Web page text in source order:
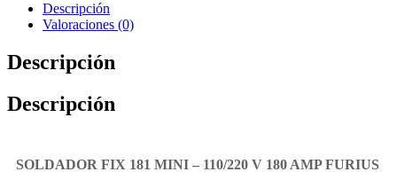
Descripción
Valoraciones (0)
Descripción
Descripción
SOLDADOR FIX 181 MINI – 110/220 V 180 AMP FURIUS